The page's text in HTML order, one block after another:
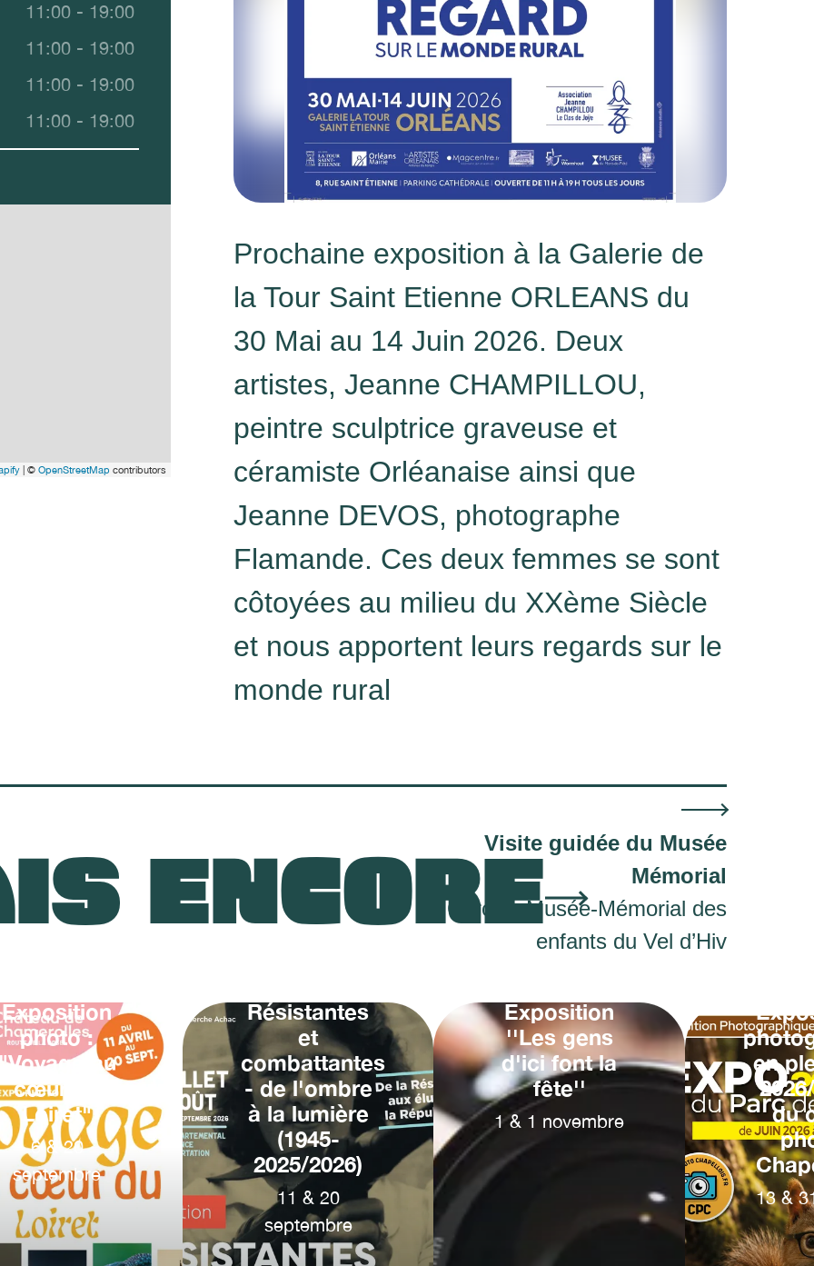
11:00 - 19:00
11:00 - 19:00
11:00 - 19:00
11:00 - 19:00
| © OpenStreetMap contributors
Prochaine exposition à la Galerie de
la Tour Saint Etienne ORLEANS du
30 Mai au 14 Juin 2026. Deux
artistes, Jeanne CHAMPILLOU,
peintre sculptrice graveuse et
céramiste Orléanaise ainsi que
Jeanne DEVOS, photographe
Flamande. Ces deux femmes se sont
côtoyées au milieu du XXème Siècle
et nous apportent leurs regards sur le
monde rural
Visite guidée du Musée
Mémorial
Cercil – Musée-Mémorial des
enfants du Vel d’Hiv
ENCORE
Exposition
photo :
au
cœur du
Loiret"
6 & 20
septembre
Résistantes
et
combattantes
- de l'ombre
à la lumière
(1945-
2025/2026)
11 & 20
septembre
Exposition
''Les gens
d'ici font la
fête''
1 & 1 novembre
en
du
13 &